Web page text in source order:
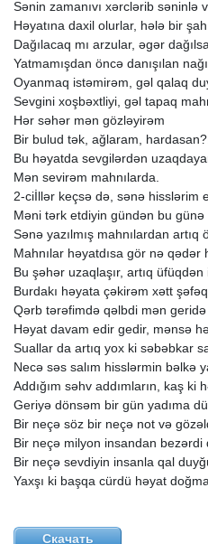
Sənin zamanıvı xərclərib səninlə
Həyatına daxil olurlar, hələ bir şah
Dağılacaq mı arzular, əgər dağılsa
Yatmamışdan öncə danışılan
Oyanmaq istəmirəm, gəl qalaq
Sevgini xoşbəxtliyi, gəl tapaq
Hər səhər mən gözləyirəm
Bir bulud tək, ağlaram,
Bu həyatda sevgilərdən
Mən sevirəm mahnılarda.
2-ciİllər keçsə də, sənə hisslərim
Məni tərk etdiyin gündən bu günə
Sənə yazılmış mahnılardan artıq
Mahnılar həyatdısa gör nə qədər
Bu şəhər uzaqlaşır, artıq üfüqdən
Burdakı həyata çəkirəm xətt
Qərb tərəfimdə qəlbdi mən geridə
Həyat davam edir gedir, mənsə
Suallar da artıq yox ki səbəbkar
Necə səs salım hisslərmin bəlkə
Addığım səhv addımların, kaş ki
Geriyə dönsəm bir gün yadıma
Bir neçə söz bir neçə not və
Bir neçə milyon insandan bezərdi
Bir neçə sevdiyin insanla qal
Yaxşı ki başqa cürdü həyat doğma
Скачать